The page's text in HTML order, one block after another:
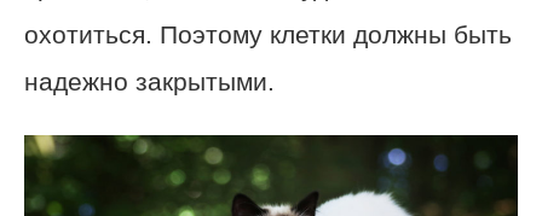
охотиться. Поэтому клетки должны быть
надежно закрытыми.